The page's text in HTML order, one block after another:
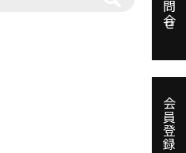
問合せ
会員登録